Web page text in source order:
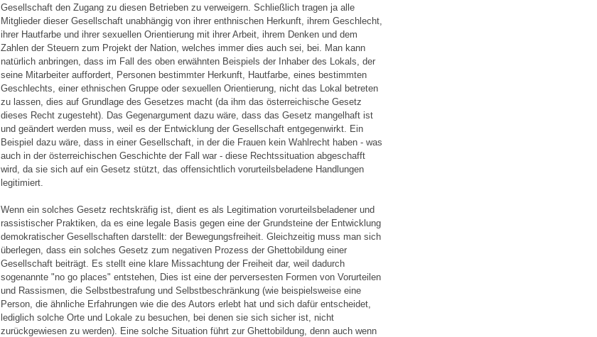
Gesellschaft den Zugang zu diesen Betrieben zu verweigern. Schließlich tragen ja alle
Mitglieder dieser Gesellschaft unabhängig von ihrer enthnischen Herkunft, ihrem Geschlecht,
ihrer Hautfarbe und ihrer sexuellen Orientierung mit ihrer Arbeit, ihrem Denken und dem
Zahlen der Steuern zum Projekt der Nation, welches immer dies auch sei, bei. Man kann
natürlich anbringen, dass­ im Fall des oben erwähnten Beispiels der Inhaber des Lokals, der
seine Mitarbeiter auffordert, Personen bestimmter Herkunft, Hautfarbe, eines bestimmten
Geschlechts, einer ethnischen Gruppe oder sexuellen Orientierung, nicht das Lokal betreten
zu lassen, dies auf Grundlage des Gesetzes macht (da ihm das österreichische Gesetz
dieses Recht zugesteht). Das Gegenargument dazu wäre, dass das Gesetz mangelhaft ist
und geändert werden muss, weil es der Entwicklung der Gesellschaft entgegenwirkt. Ein
Beispiel dazu wäre, dass in einer Gesellschaft, in der die Frauen kein Wahlrecht haben - was
auch in der österreichischen Geschichte der Fall war - diese Rechtssituation abgeschafft
wird, da sie sich auf ein Gesetz stützt, das offensichtlich vorurteilsbeladene Handlungen
legitimiert.
Wenn ein solches Gesetz rechtskräfig ist, dient es als Legitimation vorurteilsbeladener und
rassistischer Praktiken, da es eine legale Basis gegen eine der Grundsteine der Entwicklung
demokratischer Gesellschaften darstellt: der Bewegungsfreiheit. Gleichzeitig muss man sich
überlegen, dass ein solches Gesetz zum negativen Prozess der Ghettobildung einer
Gesellschaft beiträgt. Es stellt eine klare Missachtung der Freiheit dar, weil dadurch
sogenannte "no go places" entstehen, Dies ist eine der perversesten Formen von Vorurteilen
und Rassismen, die Selbstbestrafung und Selbstbeschränkung (wie beispielsweise eine
Person, die ähnliche Erfahrungen wie die des Autors erlebt hat und sich dafür entscheidet,
lediglich solche Orte und Lokale zu besuchen, bei denen sie sich sicher ist, nicht
zurückgewiesen zu werden). Eine solche Situation führt zur Ghettobildung, denn auch wenn